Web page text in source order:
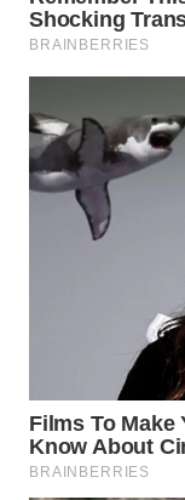
KARAWANG
WN
WN
BOGOR
UTARA
WN